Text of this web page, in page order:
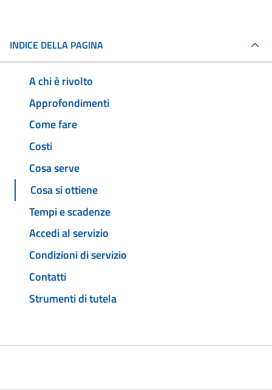
INDICE DELLA PAGINA
A chi è rivolto
Approfondimenti
Come fare
Costi
Cosa serve
Cosa si ottiene
Tempi e scadenze
Accedi al servizio
Condizioni di servizio
Contatti
Strumenti di tutela